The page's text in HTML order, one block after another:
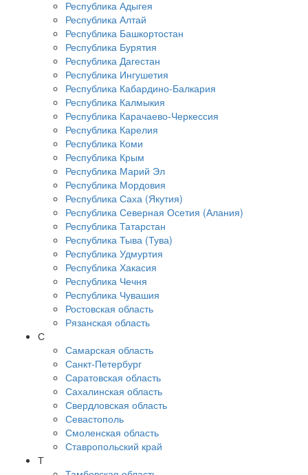
Республика Адыгея
Республика Алтай
Республика Башкортостан
Республика Бурятия
Республика Дагестан
Республика Ингушетия
Республика Кабардино-Балкария
Республика Калмыкия
Республика Карачаево-Черкессия
Республика Карелия
Республика Коми
Республика Крым
Республика Марий Эл
Республика Мордовия
Республика Саха (Якутия)
Республика Северная Осетия (Алания)
Республика Татарстан
Республика Тыва (Тува)
Республика Удмуртия
Республика Хакасия
Республика Чечня
Республика Чувашия
Ростовская область
Рязанская область
С
Самарская область
Санкт-Петербург
Саратовская область
Сахалинская область
Свердловская область
Севастополь
Смоленская область
Ставропольский край
Т